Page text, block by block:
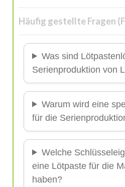
Häufig gestellte Fragen
Was sind
Serienproduktion von
Warum wird eine
für die
Welche
eine Lötpaste für die
haben?